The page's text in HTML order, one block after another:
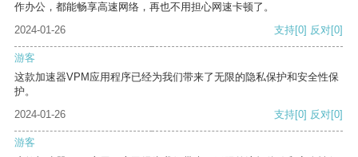
作办公，都能畅享高速网络，再也不用担心网速卡顿了。
2024-01-26
支持[0] 反对[0]
游客
这款加速器VPM应用程序已经为我们带来了无限的隐私保护和安全性保
护。
2024-01-26
支持[0] 反对[0]
游客